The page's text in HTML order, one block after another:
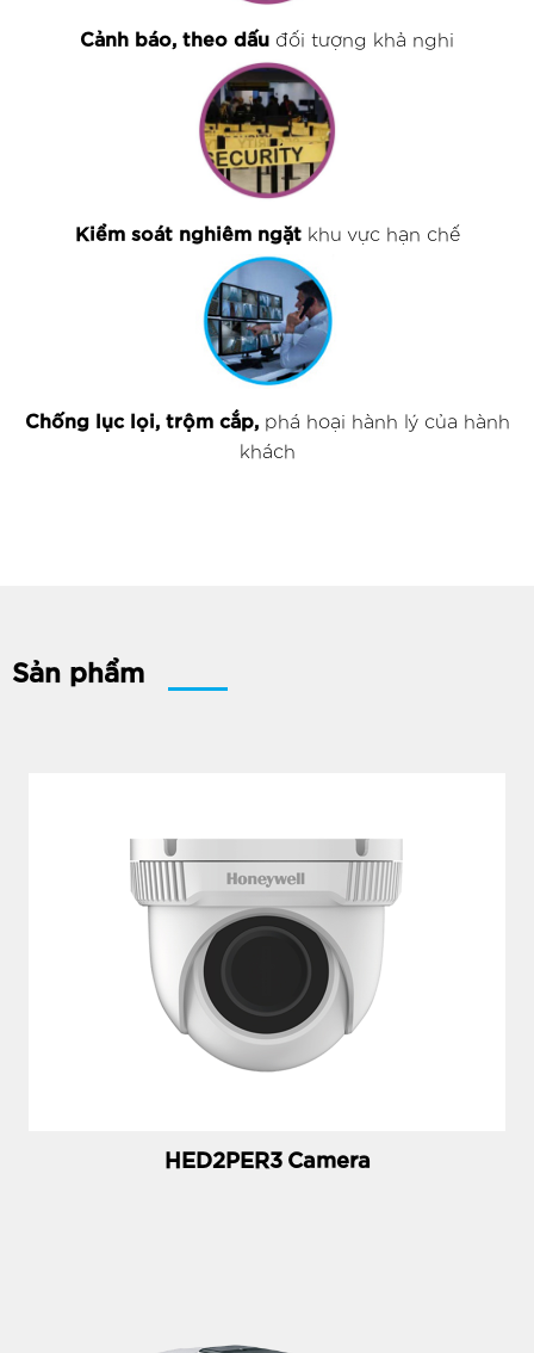
Cảnh báo, theo dấu đối tượng khả nghi
Kiểm soát nghiêm ngặt khu vực hạn chế
Chống lục lọi, trộm cắp,phá hoại hành lý của hành
khách
Sản phẩm
HED2PER3 Camera